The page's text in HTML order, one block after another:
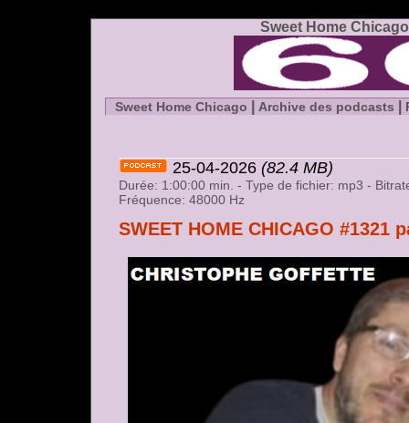
Sweet Home
Sweet Home Chicago Archive des podcasts
25-04-2026 (82.4 MB)
Durée: 1:00:00 min. - Type de fichier: mp3 -
Fréquence: 48000 Hz
SWEET HOME CHICAGO #1321